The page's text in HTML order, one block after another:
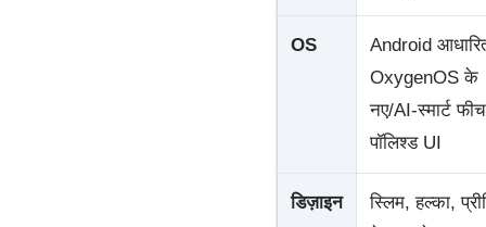
OS
Android
OxygenOS के
नए/AI-स्मार्ट
पॉलिश्ड UI
डिज़ाइन
स्लिम, हल्का,